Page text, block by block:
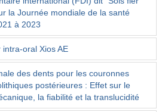
la Journée mondiale de la santé
à 2023
oral Xios AE
des dents pour les couronnes
postérieures : Effet sur le
la fiabilité et la translucidité